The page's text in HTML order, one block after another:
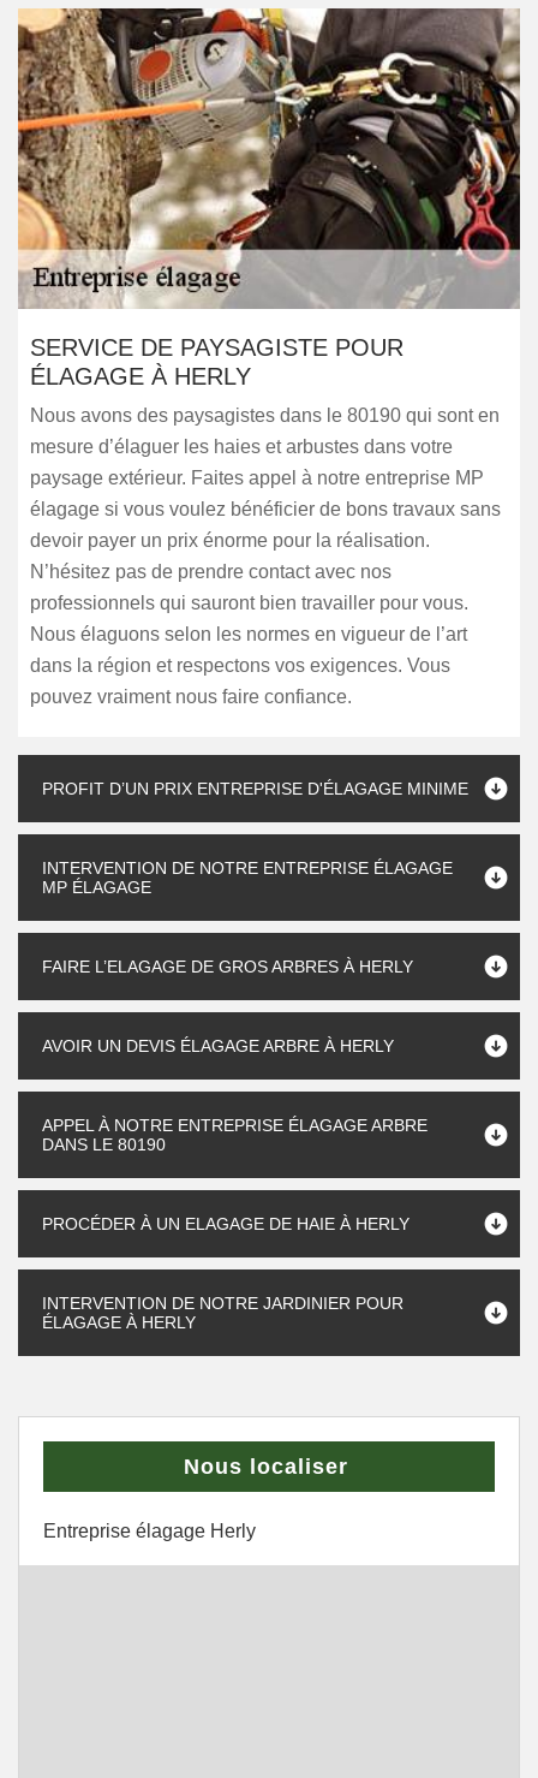
SERVICE DE PAYSAGISTE POUR
ÉLAGAGE À HERLY
Nous avons des paysagistes dans le 80190 qui sont en
mesure d’élaguer les haies et arbustes dans votre
paysage extérieur. Faites appel à notre entreprise MP
élagage si vous voulez bénéficier de bons travaux sans
devoir payer un prix énorme pour la réalisation.
N’hésitez pas de prendre contact avec nos
professionnels qui sauront bien travailler pour vous.
Nous élaguons selon les normes en vigueur de l’art
dans la région et respectons vos exigences. Vous
pouvez vraiment nous faire confiance.
PROFIT D’UN PRIX ENTREPRISE D'ÉLAGAGE MINIME
INTERVENTION DE NOTRE ENTREPRISE ÉLAGAGE
MP ÉLAGAGE
FAIRE L’ELAGAGE DE GROS ARBRES À HERLY
AVOIR UN DEVIS ÉLAGAGE ARBRE À HERLY
APPEL À NOTRE ENTREPRISE ÉLAGAGE ARBRE
DANS LE 80190
PROCÉDER À UN ELAGAGE DE HAIE À HERLY
INTERVENTION DE NOTRE JARDINIER POUR
ÉLAGAGE À HERLY
Nous localiser
Entreprise élagage Herly